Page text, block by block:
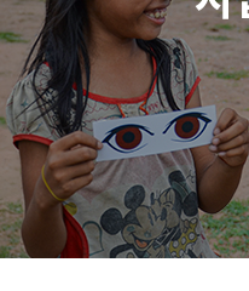
사업소식